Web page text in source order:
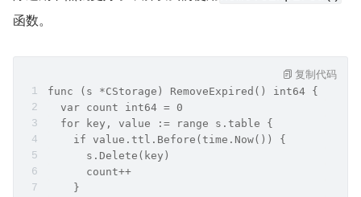
函数。
func (s *CStorage) RemoveExpired() int64 {
  var count int64 = 0
  for key, value := range s.table {
    if value.ttl.Before(time.Now()) {
      s.Delete(key)
      count++
    }
复制代码